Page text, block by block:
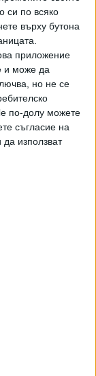
си по всяко
върху бутона
приложение
и може да
но не се
по-долу можете
съгласие на
да използват
сълзи
Разгледай всички